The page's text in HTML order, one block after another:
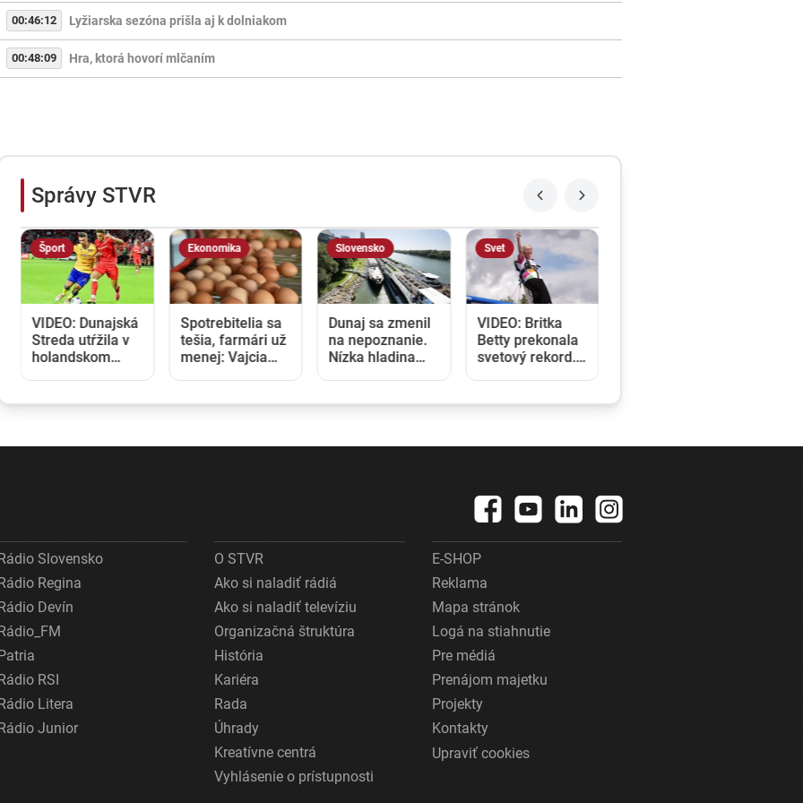
00:46:12 Lyžiarska sezóna prišla aj k dolniakom
00:48:09 Hra, ktorá hovorí mlčaním
Správy STVR
Šport
VIDEO: Dunajská
Streda utŕžila v
holandskom
odvete sa bude
nemožné
Ekonomika
Spotrebitelia sa
tešia, farmári už
menej: Vajcia
minimum
Slovensko
Dunaj sa zmenil
na nepoznanie.
Nízka hladina
na prepravu
Svet
VIDEO: Britka
Betty prekonala
svetový rekord.
ženou, ktorá
lietadla
Slovensko
Regina
Devín
RSI
Litera
Junior
O STVR
Ako si naladiť rádiá
Ako si naladiť televíziu
Organizačná štruktúra
História
Kariéra
Rada
Úhrady
Kreatívne centrá
Vyhlásenie o prístupnosti
E-SHOP
Reklama
Mapa stránok
Logá na stiahnutie
Pre médiá
Prenájom majetku
Projekty
Kontakty
Upraviť cookies